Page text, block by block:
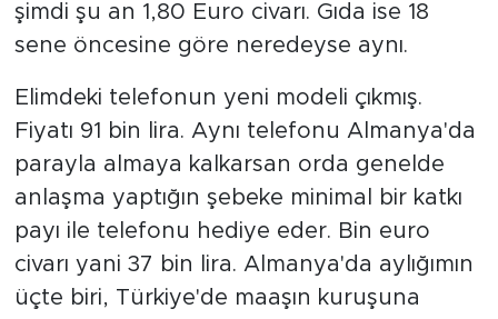
şimdi şu an 1,80 Euro civarı. Gıda ise 18
sene öncesine göre neredeyse aynı.
Elimdeki telefonun yeni modeli çıkmış.
Fiyatı 91 bin lira. Aynı telefonu Almanya'da
parayla almaya kalkarsan orda genelde
anlaşma yaptığın şebeke minimal bir katkı
payı ile telefonu hediye eder. Bin euro
civarı yani 37 bin lira. Almanya'da aylığımın
üçte biri, Türkiye'de maaşın kuruşuna